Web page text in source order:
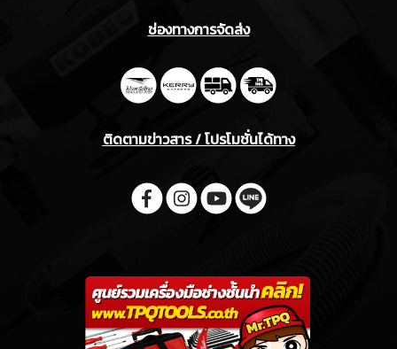
ช่องทางการจัดส่ง
ติดตามข่าวสาร / โปรโมชั่นได้ทาง